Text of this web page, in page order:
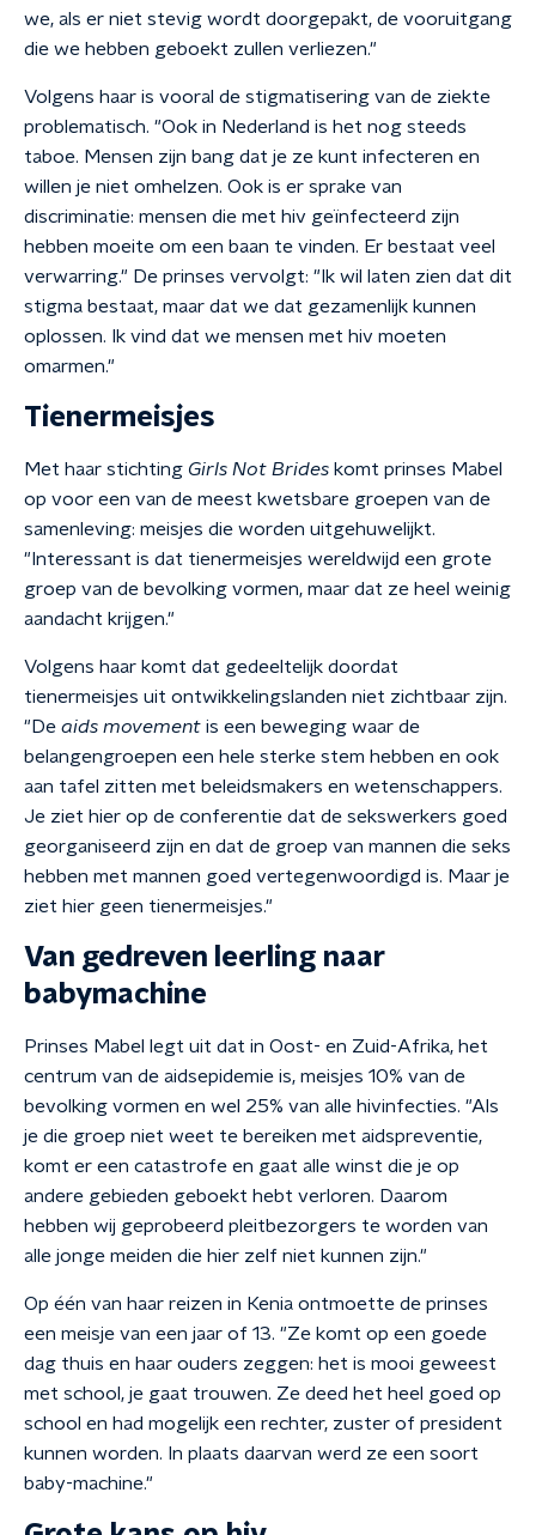
we, als er niet stevig wordt doorgepakt, de vooruitgang
die we hebben geboekt zullen verliezen."
Volgens haar is vooral de stigmatisering van de ziekte
problematisch. "Ook in Nederland is het nog steeds
taboe. Mensen zijn bang dat je ze kunt infecteren en
willen je niet omhelzen. Ook is er sprake van
discriminatie: mensen die met hiv geïnfecteerd zijn
hebben moeite om een baan te vinden. Er bestaat veel
verwarring." De prinses vervolgt: "Ik wil laten zien dat dit
stigma bestaat, maar dat we dat gezamenlijk kunnen
oplossen. Ik vind dat we mensen met hiv moeten
omarmen."
Tienermeisjes
Met haar stichting Girls Not Brides komt prinses Mabel
op voor een van de meest kwetsbare groepen van de
samenleving: meisjes die worden uitgehuwelijkt.
"Interessant is dat tienermeisjes wereldwijd een grote
groep van de bevolking vormen, maar dat ze heel weinig
aandacht krijgen."
Volgens haar komt dat gedeeltelijk doordat
tienermeisjes uit ontwikkelingslanden niet zichtbaar zijn.
"De aids movement is een beweging waar de
belangengroepen een hele sterke stem hebben en ook
aan tafel zitten met beleidsmakers en wetenschappers.
Je ziet hier op de conferentie dat de sekswerkers goed
georganiseerd zijn en dat de groep van mannen die seks
hebben met mannen goed vertegenwoordigd is. Maar je
ziet hier geen tienermeisjes."
Van gedreven leerling naar
babymachine
Prinses Mabel legt uit dat in Oost- en Zuid-Afrika, het
centrum van de aidsepidemie is, meisjes 10% van de
bevolking vormen en wel 25% van alle hivinfecties. "Als
je die groep niet weet te bereiken met aidspreventie,
komt er een catastrofe en gaat alle winst die je op
andere gebieden geboekt hebt verloren. Daarom
hebben wij geprobeerd pleitbezorgers te worden van
alle jonge meiden die hier zelf niet kunnen zijn."
Op één van haar reizen in Kenia ontmoette de prinses
een meisje van een jaar of 13. "Ze komt op een goede
dag thuis en haar ouders zeggen: het is mooi geweest
met school, je gaat trouwen. Ze deed het heel goed op
school en had mogelijk een rechter, zuster of president
kunnen worden. In plaats daarvan werd ze een soort
baby-machine."